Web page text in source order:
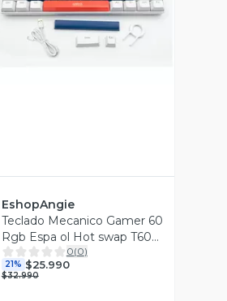
Vista Previa
EshopAngie
Teclado Mecanico Gamer 60
Rgb Espa ol Hot swap T60
Usb c
0(0)
21% $25.990
$32.990